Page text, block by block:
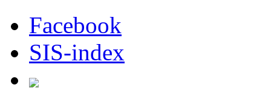
Facebook
SIS-index